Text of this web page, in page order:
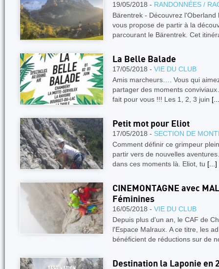
19/05/2018 - RANDONNÉES /
Bärentrek - Découvrez
vous propose de partir à la
parcourant le Bärentrek. Cet
La Belle Balade
17/05/2018 - VIE DU CLUB
Amis marcheurs…. Vous qui
partager des moments
fait pour vous !!! Les 1, 2, 3 juin
Petit mot pour Eliot
17/05/2018 - SECTION DE
Comment définir ce grimpeur
partir vers de nouvelles
dans ces moments là. Eliot, tu [...]
CINEMONTAGNE avec
Féminines
16/05/2018 - VIE DU CLUB
Depuis plus d'un an, le CAF de
l'Espace Malraux. A ce titre, les
bénéficient de réductions sur de
Destination la Laponie en